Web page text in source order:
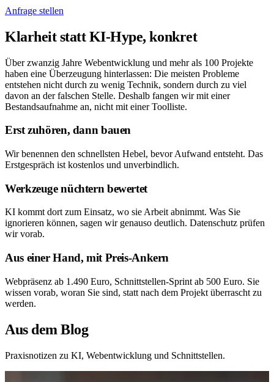
Anfrage stellen
Klarheit statt KI-Hype, konkret
Über zwanzig Jahre Webentwicklung und mehr als 100 Projekte
haben eine Überzeugung hinterlassen: Die meisten Probleme
entstehen nicht durch zu wenig Technik, sondern durch zu viel
davon an der falschen Stelle. Deshalb fangen wir mit einer
Bestandsaufnahme an, nicht mit einer Toolliste.
Erst zuhören, dann bauen
Wir benennen den schnellsten Hebel, bevor Aufwand entsteht. Das
Erstgespräch ist kostenlos und unverbindlich.
Werkzeuge nüchtern bewertet
KI kommt dort zum Einsatz, wo sie Arbeit abnimmt. Was Sie
ignorieren können, sagen wir genauso deutlich. Datenschutz prüfen
wir vorab.
Aus einer Hand, mit Preis-Ankern
Webpräsenz ab 1.490 Euro, Schnittstellen-Sprint ab 500 Euro. Sie
wissen vorab, woran Sie sind, statt nach dem Projekt überrascht zu
werden.
Aus dem Blog
Praxisnotizen zu KI, Webentwicklung und Schnittstellen.